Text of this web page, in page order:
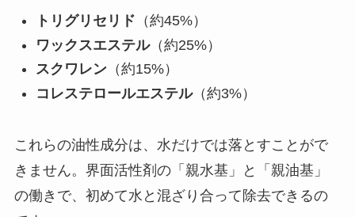
トリグリセリド （約45%）
ワックスエステル（約25%）
スクワレン（約15%）
コレステロールエステル（約3%）
これらの油性成分は、水だけでは落とすことがで
きません。界面活性剤の「親水基」と「親油基」
の働きで、初めて水と混ざり合って除去できるの